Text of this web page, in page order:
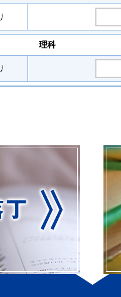
理科